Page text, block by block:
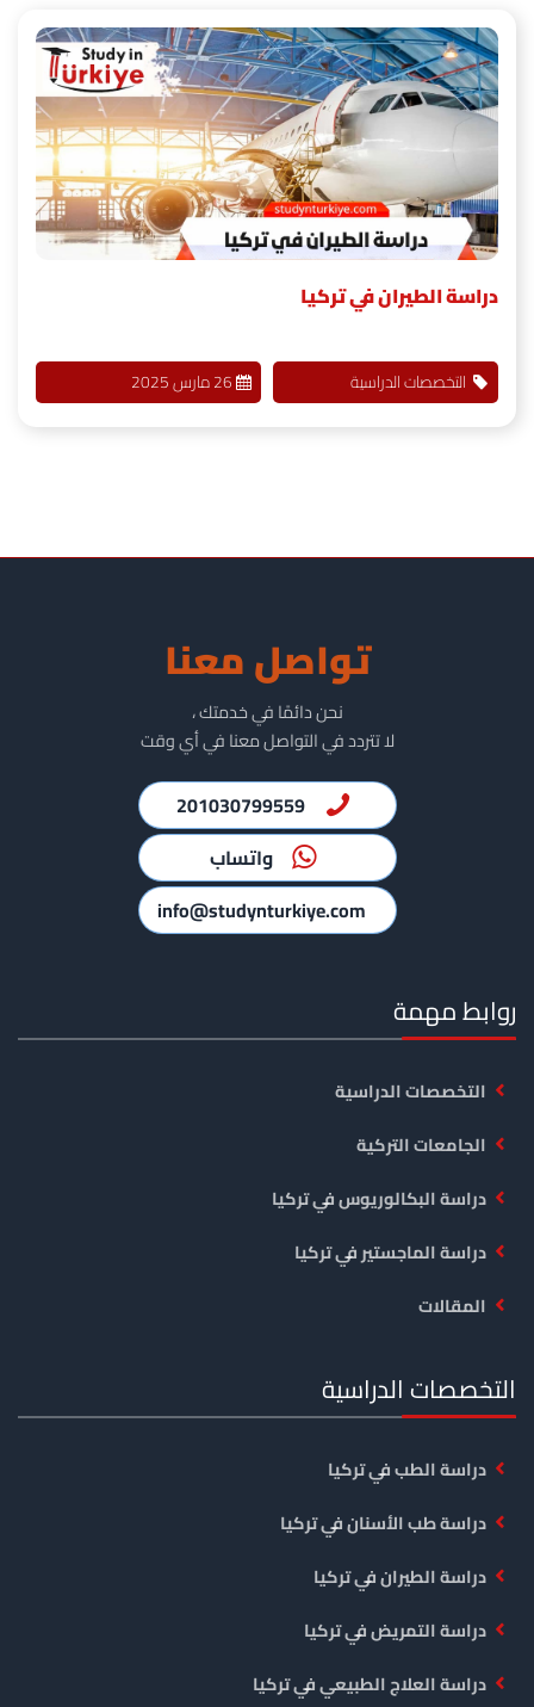
دراسة الطيران في تركيا
التخصصات الدراسية 26 مارس 2025
تواصل معنا
نحن دائمًا في خدمتك ،
لا تتردد في التواصل معنا في أي وقت
201030799559
واتساب
info@studynturkiye.com
روابط مهمة
التخصصات الدراسية
الجامعات التركية
دراسة البكالوريوس في تركيا
دراسة الماجستير في تركيا
المقالات
التخصصات الدراسية
دراسة الطب في تركيا
دراسة طب الأسنان في تركيا
دراسة الطيران في تركيا
دراسة التمريض في تركيا
دراسة العلاج الطبيعي في تركيا